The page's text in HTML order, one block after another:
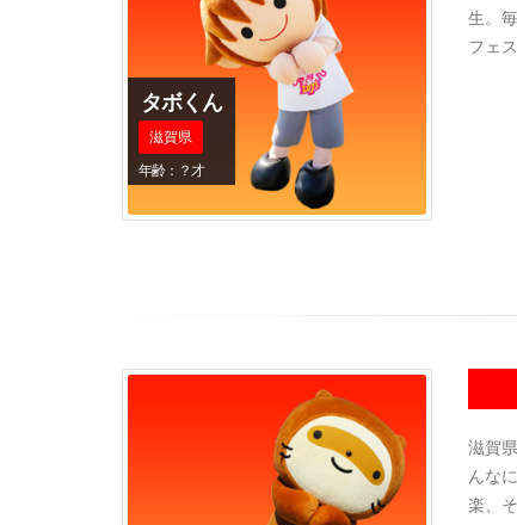
タボくん
滋賀県
年齢：？才
生。
フェ
滋賀
んな
楽、